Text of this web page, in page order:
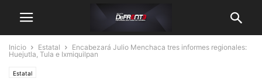
Inicio Estatal
Encabezará Julio Menchaca tres informes regionales:
Huejutla, Tula e Ixmiquilpan
Estatal